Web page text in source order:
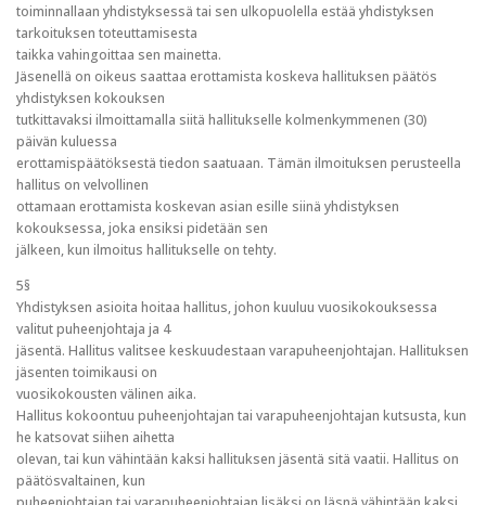
toiminnallaan yhdistyksessä tai sen ulkopuolella estää yhdistyksen
tarkoituksen toteuttamisesta
taikka vahingoittaa sen mainetta.
Jäsenellä on oikeus saattaa erottamista koskeva hallituksen päätös
yhdistyksen kokouksen
tutkittavaksi ilmoittamalla siitä hallitukselle kolmenkymmenen (30)
päivän kuluessa
erottamispäätöksestä tiedon saatuaan. Tämän ilmoituksen perusteella
hallitus on velvollinen
ottamaan erottamista koskevan asian esille siinä yhdistyksen
kokouksessa, joka ensiksi pidetään sen
jälkeen, kun ilmoitus hallitukselle on tehty.
5§
Yhdistyksen asioita hoitaa hallitus, johon kuuluu vuosikokouksessa
valitut puheenjohtaja ja 4
jäsentä. Hallitus valitsee keskuudestaan varapuheenjohtajan. Hallituksen
jäsenten toimikausi on
vuosikokousten välinen aika.
Hallitus kokoontuu puheenjohtajan tai varapuheenjohtajan kutsusta, kun
he katsovat siihen aihetta
olevan, tai kun vähintään kaksi hallituksen jäsentä sitä vaatii. Hallitus on
päätösvaltainen, kun